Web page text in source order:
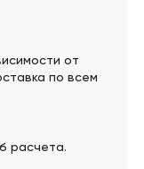
от
по всем
расчета.